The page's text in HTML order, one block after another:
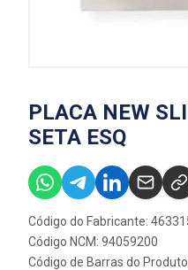
PLACA NEW
SETA ESQ
Código do Fabricante:
Código NCM: 94059200
Código de Barras do